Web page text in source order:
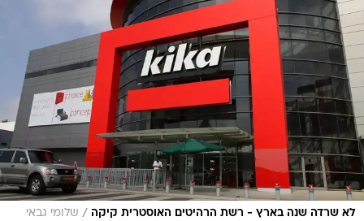
לא שרדה שנה בארץ - רשת הרהיטים האוסטרית קיקה / שלומי גבאי